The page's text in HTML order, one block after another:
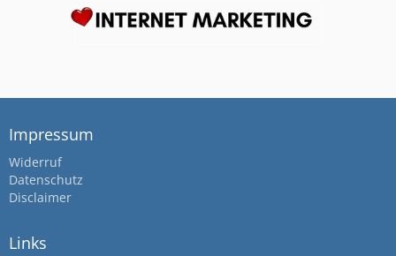
Impressum
Widerruf
Datenschutz
Disclaimer
Links